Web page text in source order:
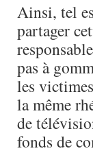
Ainsi, tel
partager
pas à
les
la même
de
fonds de